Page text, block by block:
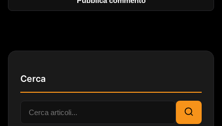
Cerca
Cerca:
Cerca